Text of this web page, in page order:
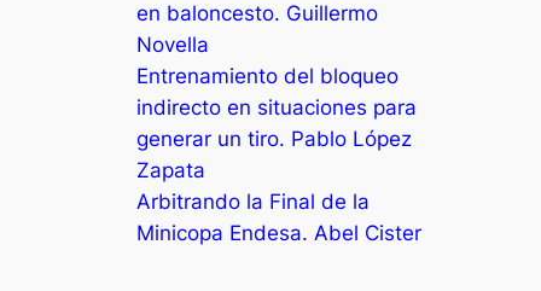
en baloncesto. Guillermo
Novella
Entrenamiento del bloqueo
indirecto en situaciones para
generar un tiro. Pablo López
Zapata
Arbitrando la Final de la
Minicopa Endesa. Abel Cister